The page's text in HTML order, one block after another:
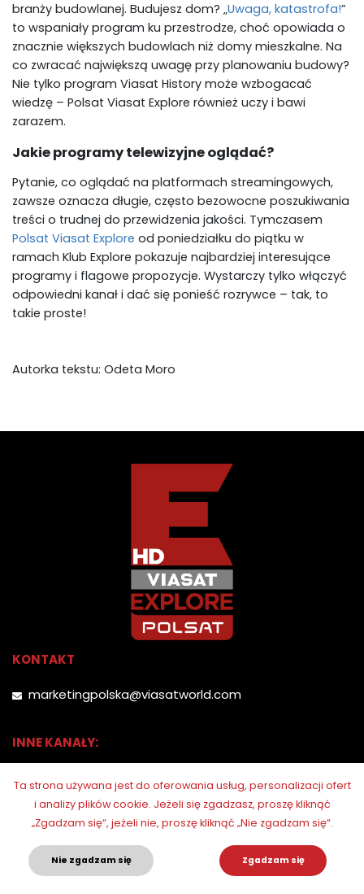
branży budowlanej. Budujesz dom? „Uwaga, katastrofa!”
to wspaniały program ku przestrodze, choć opowiada o
znacznie większych budowlach niż domy mieszkalne. Na
co zwracać największą uwagę przy planowaniu budowy?
Nie tylko program Viasat History może wzbogacać
wiedzę – Polsat Viasat Explore również uczy i bawi
zarazem.
Jakie programy telewizyjne oglądać?
Pytanie, co oglądać na platformach streamingowych,
zawsze oznacza długie, często bezowocne poszukiwania
treści o trudnej do przewidzenia jakości. Tymczasem
Polsat Viasat Explore od poniedziałku do piątku w
ramach Klub Explore pokazuje najbardziej interesujące
programy i flagowe propozycje. Wystarczy tylko włączyć
odpowiedni kanał i dać się ponieść rozrywce – tak, to
takie proste!
Autorka tekstu: Odeta Moro
KONTAKT
marketingpolska@viasatworld.com
INNE KANAŁY:
© 2026. Polsat Viasat Explore
Ta strona używana jest do oferowania usług, personalizacji ofert
i analizy plików cookie. Jeżeli się zgadzasz, proszę kliknąć
„Zgadzam się“, jeżeli nie, proszę kliknąć „Nie zgadzam się“.
Nie zgadzam się Zgadzam się